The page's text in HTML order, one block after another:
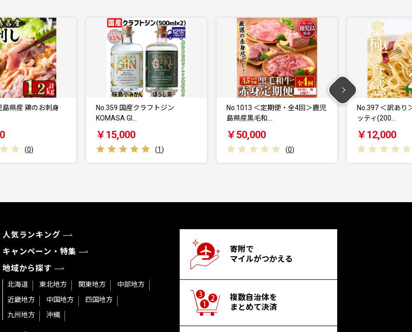
No.359 国産クラフトジン
￥15,000
No.1013 ＜定期便・全4回＞鹿児
￥50,000
No.397 ＜訳あり＞業務用スパゲ
ッティ(200…
￥12,000 ￥
人気ランキング
キャンペーン・特集
地域から探す
北海道 東北地方 関東地方
中部地方
近畿地方
中国地方
四国地方
九州地方
沖縄
寄附で
マイルがつかえる
複数自治体を
まとめて決済